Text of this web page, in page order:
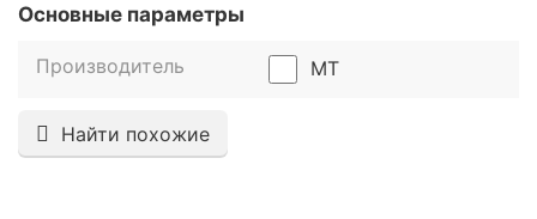
Основные параметры
Производитель MT
Найти похожие